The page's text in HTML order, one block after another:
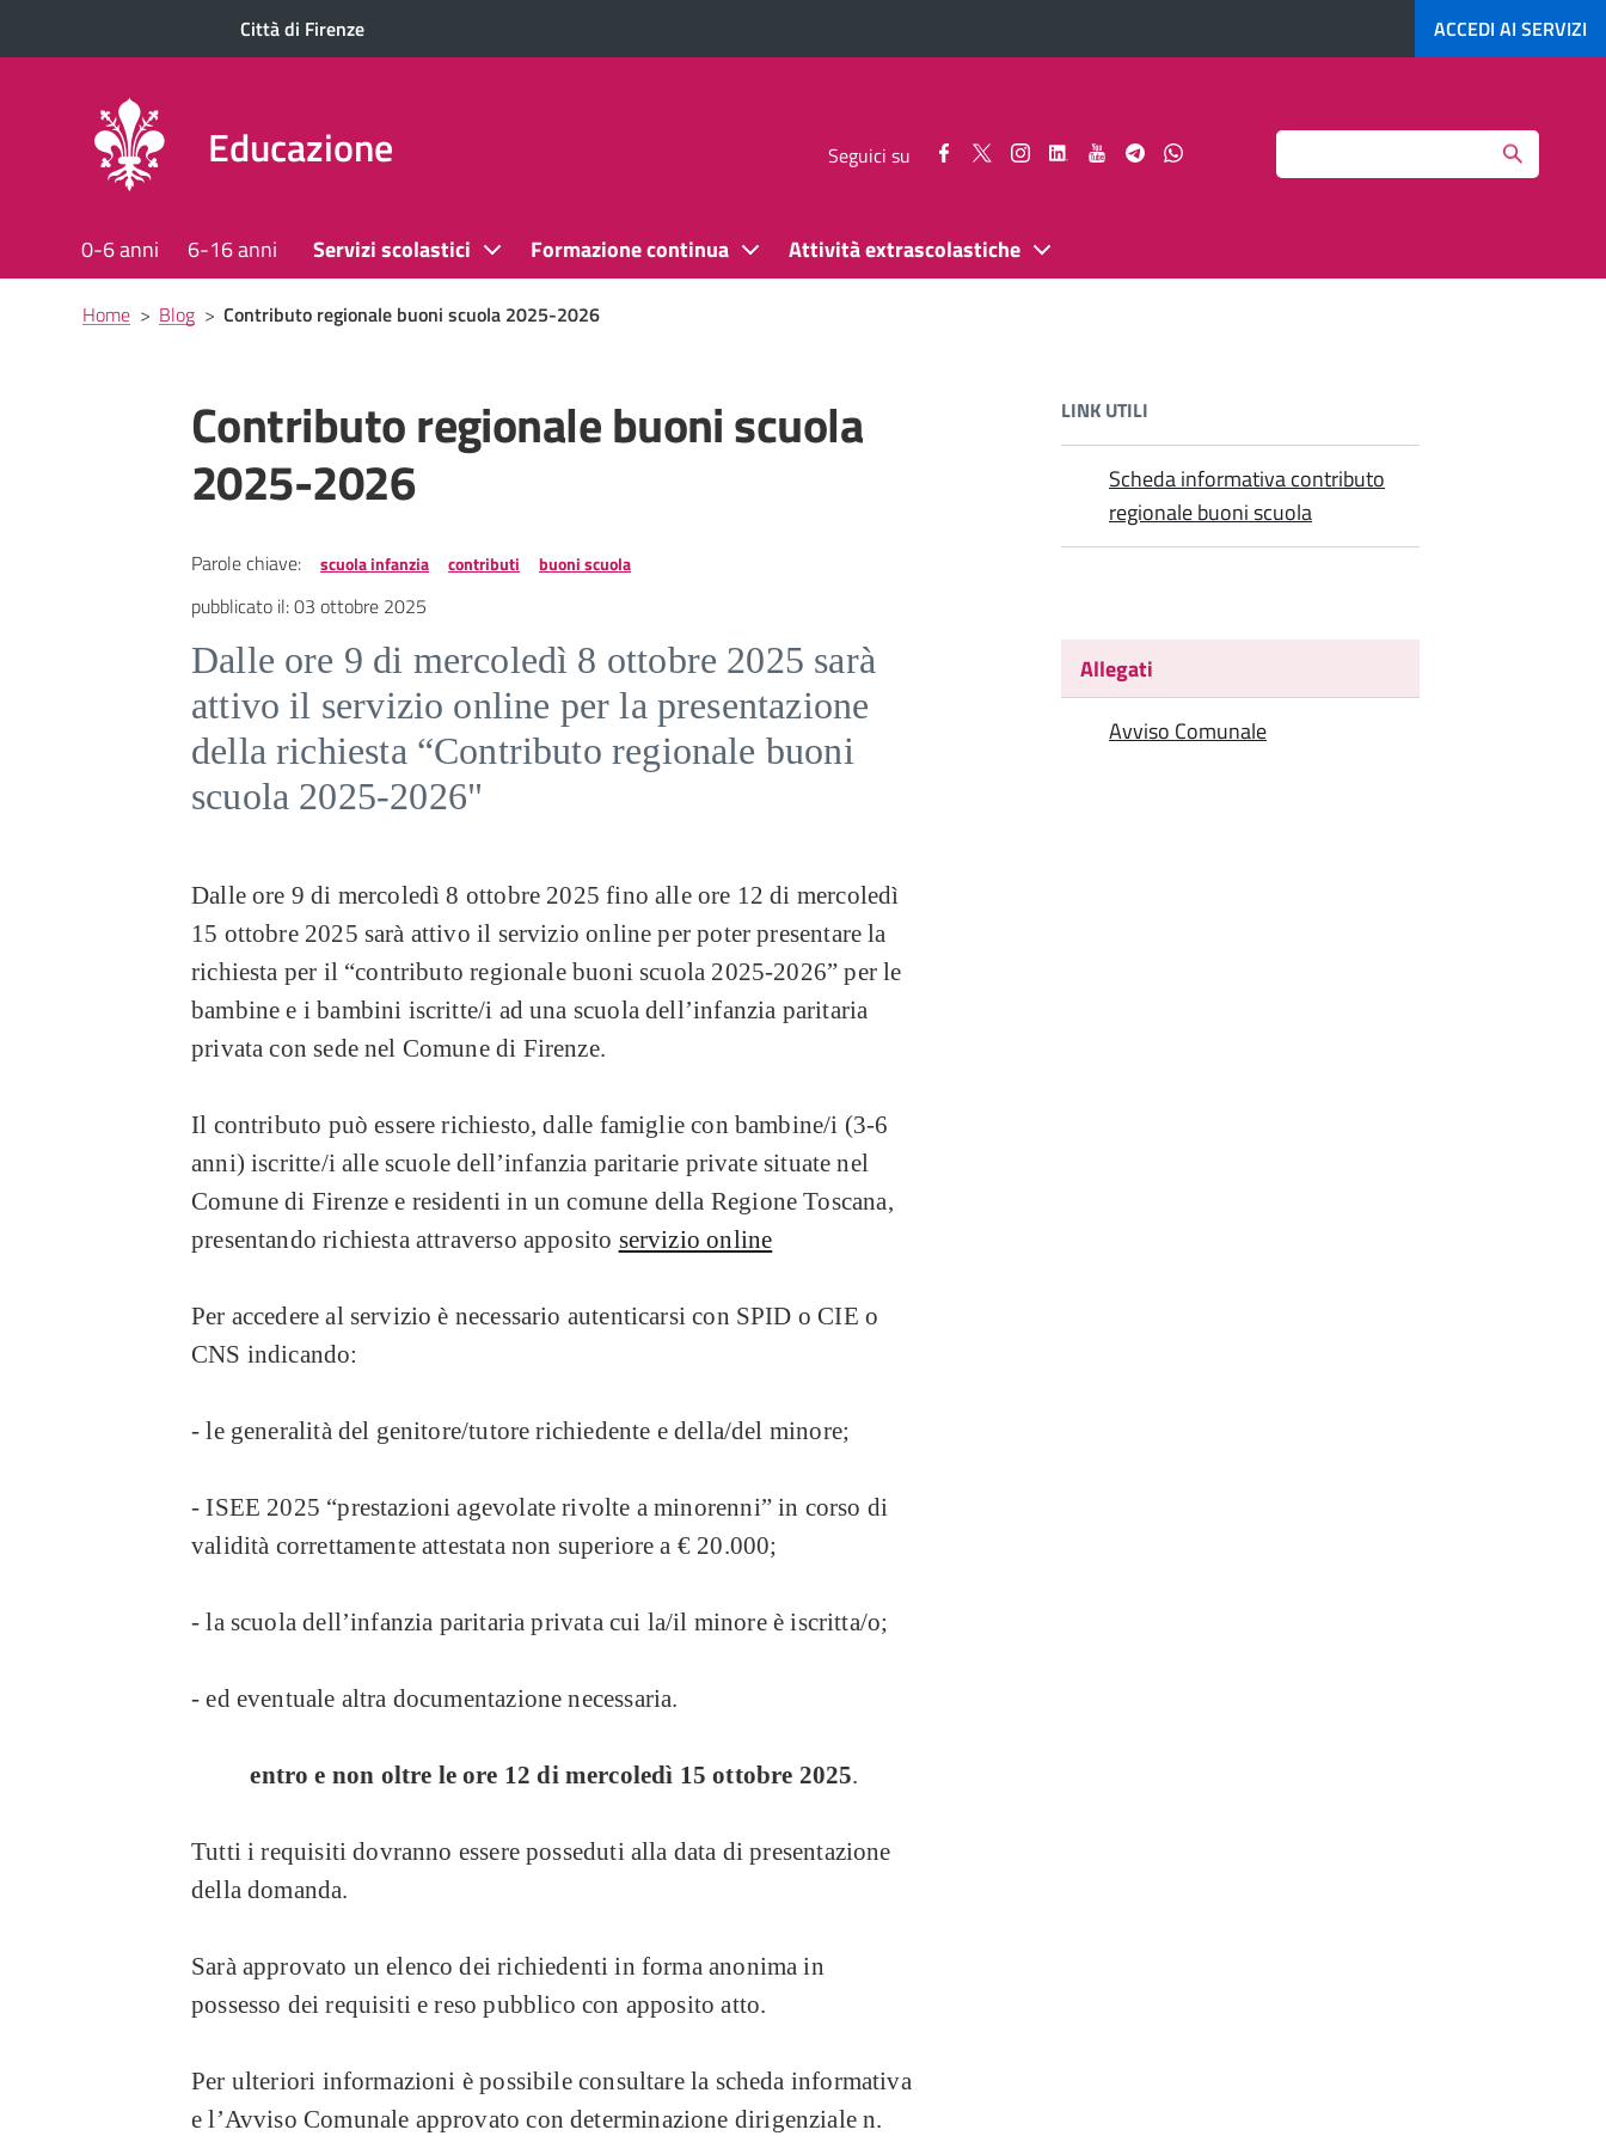
Città di Firenze ACCEDI AI SERVIZI
Educazione Seguici su
Seguici SeguiciSeguici Seguici SeguiciSeguiciSeguici
Search
0-6 anni 6-16 anni Servizi scolastici Formazione continua Attività extrascolastiche
Briciole
di
Home> Blog> Contributo regionale buoni scuola 2025-2026
Contributo regionale buoni scuola
2025-2026
Parole chiave: scuola infanzia contributi buoni scuola
pubblicato il:03 ottobre 2025
Dalle ore 9 di mercoledì 8 ottobre 2025 sarà
attivo il servizio online per la presentazione
della richiesta “Contributo regionale buoni
scuola 2025-2026"
Dalle ore 9 di mercoledì 8 ottobre 2025 fino alle ore 12 di mercoledì
15 ottobre 2025 sarà attivo il servizio online per poter presentare la
richiesta per il “contributo regionale buoni scuola 2025-2026” per le
bambine e i bambini iscritte/i ad una scuola dell’infanzia paritaria
privata con sede nel Comune di Firenze.
Il contributo può essere richiesto, dalle famiglie con bambine/i (3-6
anni) iscritte/i alle scuole dell’infanzia paritarie private situate nel
Comune di Firenze e residenti in un comune della Regione Toscana,
presentando richiesta attraverso apposito servizio online
Per accedere al servizio è necessario autenticarsi con SPID o CIE o
CNS indicando:
- le generalità del genitore/tutore richiedente e della/del minore;
- ISEE 2025 “prestazioni agevolate rivolte a minorenni” in corso di
validità correttamente attestata non superiore a € 20.000;
- la scuola dell’infanzia paritaria privata cui la/il minore è iscritta/o;
- ed eventuale altra documentazione necessaria.
entro e non oltre le ore 12 di mercoledì 15 ottobre 2025.
Tutti i requisiti dovranno essere posseduti alla data di presentazione
della domanda.
Sarà approvato un elenco dei richiedenti in forma anonima in
possesso dei requisiti e reso pubblico con apposito atto.
Per ulteriori informazioni è possibile consultare la scheda informativa
e l’Avviso Comunale approvato con determinazione dirigenziale n.
LINK UTILI
Scheda informativa contributo
regionale buoni scuola
Allegati
Avviso Comunale